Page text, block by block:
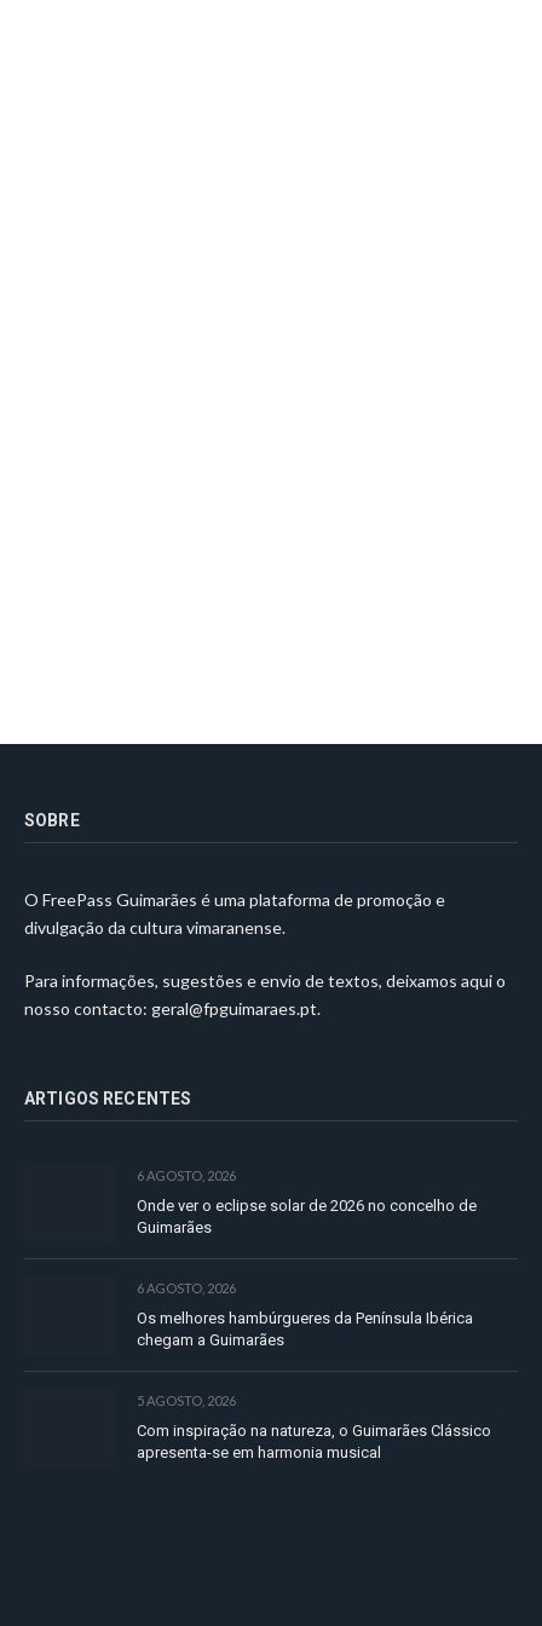
SOBRE
O FreePass Guimarães é uma plataforma de promoção e
divulgação da cultura vimaranense.
Para informações, sugestões e envio de textos, deixamos aqui o
nosso contacto: geral@fpguimaraes.pt.
ARTIGOS RECENTES
6 AGOSTO, 2026
Onde ver o eclipse solar de 2026 no concelho de
Guimarães
6 AGOSTO, 2026
Os melhores hambúrgueres da Península Ibérica
chegam a Guimarães
5 AGOSTO, 2026
Com inspiração na natureza, o Guimarães Clássico
apresenta-se em harmonia musical